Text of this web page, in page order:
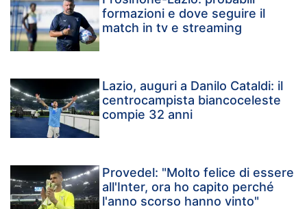
formazioni e dove seguire il
match in tv e streaming
Lazio, auguri a Danilo Cataldi: il
centrocampista biancoceleste
compie 32 anni
Provedel: "Molto felice di essere
all'Inter, ora ho capito perché
l'anno scorso hanno vinto"